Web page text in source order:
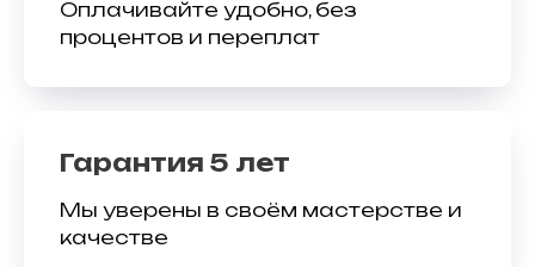
Оплачивайте удобно, без
процентов и переплат
Гарантия 5 лет
Мы уверены в своём мастерстве и
качестве